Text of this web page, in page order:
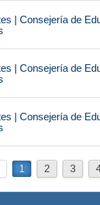
| Consejería de
| Consejería de
| Consejería de
1 2 3